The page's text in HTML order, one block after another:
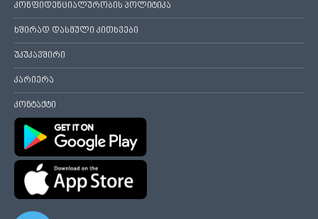
კონფიდენციალურობის პოლიტიკა
ხშირად დასმული კითხვები
უკუკავშირი
კარიერა
კონტაქტი